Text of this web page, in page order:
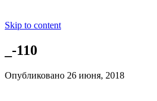
Skip to content
_-110
Опубликовано 26 июня, 2018